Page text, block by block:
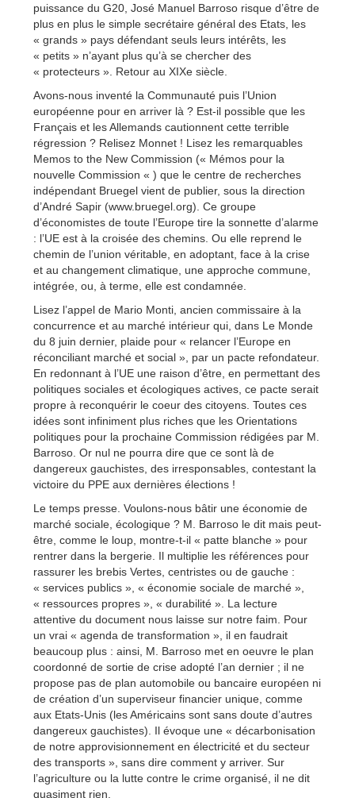
puissance du G20, José Manuel Barroso risque d’être de
plus en plus le simple secrétaire général des Etats, les
« grands » pays défendant seuls leurs intérêts, les
« petits » n’ayant plus qu’à se chercher des
« protecteurs ». Retour au XIXe siècle.
Avons-nous inventé la Communauté puis l’Union
européenne pour en arriver là ? Est-il possible que les
Français et les Allemands cautionnent cette terrible
régression ? Relisez Monnet ! Lisez les remarquables
Memos to the New Commission (« Mémos pour la
nouvelle Commission « ) que le centre de recherches
indépendant Bruegel vient de publier, sous la direction
d’André Sapir (www.bruegel.org). Ce groupe
d’économistes de toute l’Europe tire la sonnette d’alarme
: l’UE est à la croisée des chemins. Ou elle reprend le
chemin de l’union véritable, en adoptant, face à la crise
et au changement climatique, une approche commune,
intégrée, ou, à terme, elle est condamnée.
Lisez l’appel de Mario Monti, ancien commissaire à la
concurrence et au marché intérieur qui, dans Le Monde
du 8 juin dernier, plaide pour « relancer l’Europe en
réconciliant marché et social », par un pacte refondateur.
En redonnant à l’UE une raison d’être, en permettant des
politiques sociales et écologiques actives, ce pacte serait
propre à reconquérir le coeur des citoyens. Toutes ces
idées sont infiniment plus riches que les Orientations
politiques pour la prochaine Commission rédigées par M.
Barroso. Or nul ne pourra dire que ce sont là de
dangereux gauchistes, des irresponsables, contestant la
victoire du PPE aux dernières élections !
Le temps presse. Voulons-nous bâtir une économie de
marché sociale, écologique ? M. Barroso le dit mais peut-
être, comme le loup, montre-t-il « patte blanche » pour
rentrer dans la bergerie. Il multiplie les références pour
rassurer les brebis Vertes, centristes ou de gauche :
« services publics », « économie sociale de marché »,
« ressources propres », « durabilité ». La lecture
attentive du document nous laisse sur notre faim. Pour
un vrai « agenda de transformation », il en faudrait
beaucoup plus : ainsi, M. Barroso met en oeuvre le plan
coordonné de sortie de crise adopté l’an dernier ; il ne
propose pas de plan automobile ou bancaire européen ni
de création d’un superviseur financier unique, comme
aux Etats-Unis (les Américains sont sans doute d’autres
dangereux gauchistes). Il évoque une « décarbonisation
de notre approvisionnement en électricité et du secteur
des transports », sans dire comment y arriver. Sur
l’agriculture ou la lutte contre le crime organisé, il ne dit
quasiment rien.